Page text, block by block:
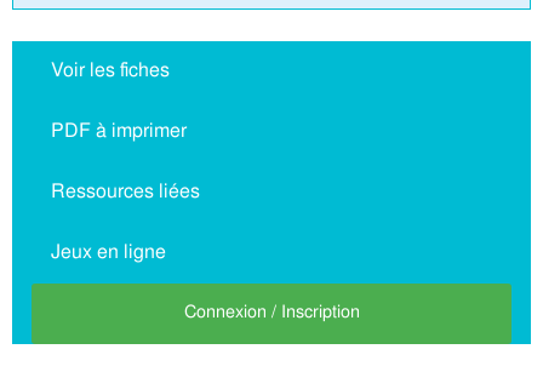
Voir les fiches
PDF à imprimer
Ressources liées
Jeux en ligne
Connexion / Inscription